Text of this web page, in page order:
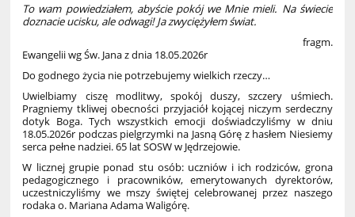
To wam powiedziałem, abyście pokój we Mnie mieli. Na świecie
doznacie ucisku, ale odwagi! Ja zwyciężyłem świat.
fragm.
Ewangelii wg Św. Jana z dnia 18.05.2026r
Do godnego życia nie potrzebujemy wielkich rzeczy…
Uwielbiamy ciszę modlitwy, spokój duszy, szczery uśmiech.
Pragniemy tkliwej obecności przyjaciół kojącej niczym serdeczny
dotyk Boga. Tych wszystkich emocji doświadczyliśmy w dniu
18.05.2026r podczas pielgrzymki na Jasną Górę z hasłem Niesiemy
serca pełne nadziei. 65 lat SOSW w Jędrzejowie.
W licznej grupie ponad stu osób: uczniów i ich rodziców, grona
pedagogicznego i pracowników, emerytowanych dyrektorów,
uczestniczyliśmy we mszy świętej celebrowanej przez naszego
rodaka o. Mariana Adama Waligórę.